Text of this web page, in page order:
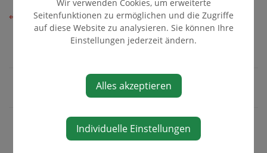
⇐ zurück
Wir verwenden Cookies, um erweiterte
Seitenfunktionen zu ermöglichen und die Zugriffe
auf diese Website zu analysieren. Sie können Ihre
Einstellungen jederzeit ändern.
Alles akzeptieren
Individuelle Einstellungen